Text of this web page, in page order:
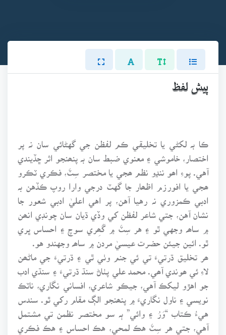
پيش لفظ
ڪا بہ لکڻي يا تخليقي ڪم لفظن جي گهڻائي سان نہ پر
اختصار، خاموشي ۽ معنوي ضبط سان بہ پنھنجو اثر ڇڏيندي
آهي. پوءِ اھو ننڍو نظم ھجي يا مختصر سِٽَ، فڪري ٽڪرو
ھجي يا افورزم اظھار جا گهٽ درجي وارا روپ ڪڏهن بہ
ادبي ڪمزوري نہ رهيا آهن، پر اهي اعليٰ ادبي شعور جا
نشان آهن، جتي شاعر لفظن کي وڏي ڌيان سان چونڊي انھن
۾ ساھہ وجهي ٿو ۽ هر سِٽَ ۾ گَھِري سوچ ۽ احساس ڀري
ٿو. ائين جيئن حضرت عيسيٰ مردن ۾ ساھہ وجهندو هو.
ھر تخليق ڌرتيءَ تي ئي جنم وٺي ٿي ۽ ڌرتيءَ جي ماڻھن
لاءِ ئي ھوندي آھي. محمد علي پٺاڻ سنڌ ڌرتيءَ ۽ سنڌي ادب
جو اهڙو ليکڪ آهي، جيڪو شاعري، افساني نگاري، ناٽڪ
نويسي ۽ ناول نگاريءَ ۾ پنھنجو الڳ مقام رکي ٿو. سندس
هيءُ ڪتاب “وَرُ ۽ وائي” ٻہ سو مختصر نظمن تي مشتمل
آهي، جتي هر سِٽَ هڪ لمحي، هڪ احساس ۽ هڪ فڪري